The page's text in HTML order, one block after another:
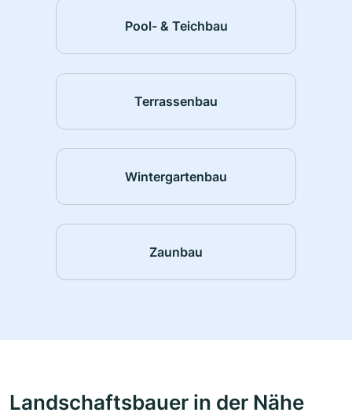
Pool- & Teichbau
Terrassenbau
Wintergartenbau
Zaunbau
Landschaftsbauer in der Nähe